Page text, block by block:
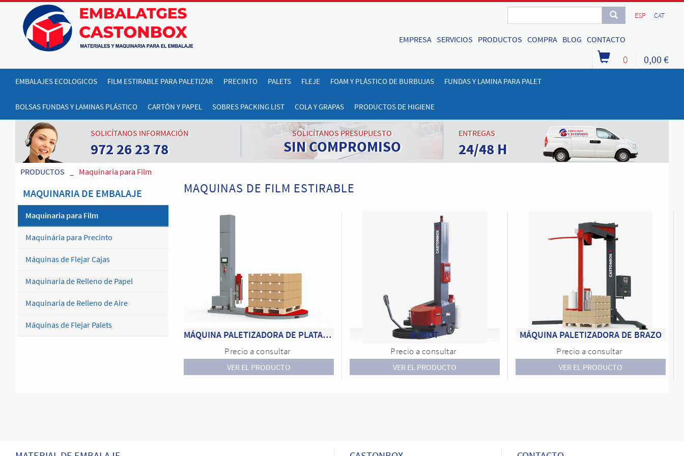
ESP CAT
EMPRESA SERVICIOS PRODUCTOS COMPRA BLOG CONTACTO
0 0,00 €
EMBALAJES ECOLOGICOS FILM ESTIRABLE PARA PALETIZAR PRECINTO PALETS FLEJE FOAM Y PLÁSTICO DE BURBUJAS FUNDAS Y LAMINA PARA PALET
BOLSAS FUNDAS Y LAMINAS PLÁSTICO CARTÓN Y PAPEL SOBRES PACKING LIST COLA Y GRAPAS PRODUCTOS DE HIGIENE
SOLICÍTANOS INFORMACIÓN
972 26 23 78
SOLICÍTANOS PRESUPUESTO
SIN COMPROMISO
ENTREGAS
24/48 H
PRODUCTOS Maquinaria para Film
MAQUINARIA DE EMBALAJE
Maquinaria para Film
Maquinária para Precinto
Máquinas de Flejar Cajas
Maquinaria de Relleno de Papel
Maquinaria de Relleno de Aire
Máquinas de Flejar Palets
MAQUINAS DE FILM ESTIRABLE
MÁQUINA PALETIZADORA DE PLATAFORMA
Precio a consultar
VER EL PRODUCTO
ROBOT
Precio a consultar
VER EL PRODUCTO
MÁQUINA PALETIZADORA DE BRAZO
Precio a consultar
VER EL PRODUCTO